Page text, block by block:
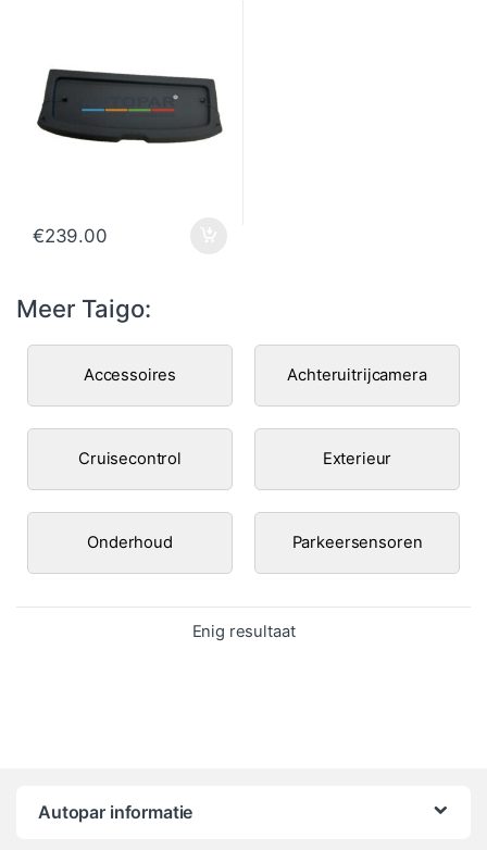
€239.00
Meer Taigo:
Accessoires Achteruitrijcamera
Cruisecontrol Exterieur
Onderhoud Parkeersensoren
Enig resultaat
Autopar informatie